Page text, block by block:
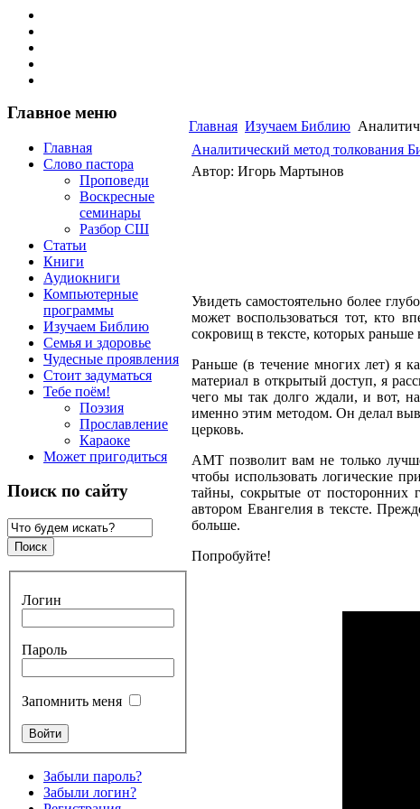
Главное меню
Главная
Слово пастора
Проповеди
Воскресные
семинары
Разбор СШ
Статьи
Книги
Аудиокниги
Компьютерные
программы
Изучаем Библию
Семья и здоровье
Чудесные проявления
Стоит задуматься
Тебе поём!
Поэзия
Прославление
Караоке
Может пригодиться
Поиск по сайту
Логин
Пароль
Запомнить меня
Забыли пароль?
Забыли логин?
Главная Изучаем Библию
Аналитический метод толкования
Автор: Игорь Мартынов
Увидеть самостоятельно более
может воспользоваться тот, кто
сокровищ в тексте, которых раньше
Раньше (в течение многих лет) я
материал в открытый доступ, я
чего мы так долго ждали, и вот,
именно этим методом. Он делал
церковь.
АМТ позволит вам не только
чтобы использовать логические
тайны, сокрытые от посторонних
автором Евангелия в тексте.
больше.
Попробуйте!